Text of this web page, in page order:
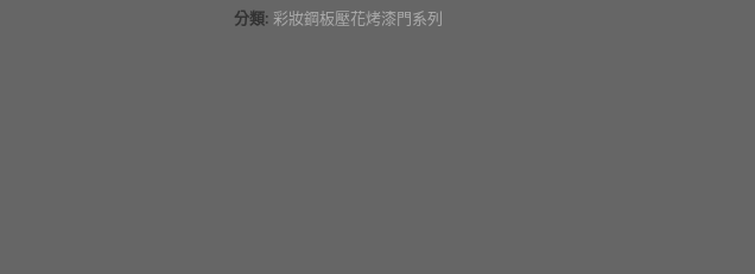
分類: 彩妝鋼板壓花烤漆門系列